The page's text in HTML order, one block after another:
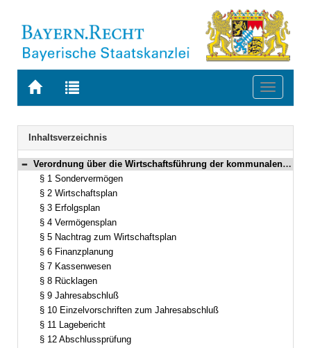
Zur
BAYERN.RECHT
Zur
letzten
Suche
Toggle
Navigation
Inhaltsverzeichnis
Bereich reduzieren
Verordnung über die Wirtschaftsführung der kommunalen Pflegeeinrichtungen (WkPV) Vom 3. März 1998 (GVBl. S. 132) BayRS 861-3-I (§§ 1–13)
§ 1 Sondervermögen
§ 2 Wirtschaftsplan
§ 3 Erfolgsplan
§ 4 Vermögensplan
§ 5 Nachtrag zum Wirtschaftsplan
§ 6 Finanzplanung
§ 7 Kassenwesen
§ 8 Rücklagen
§ 9 Jahresabschluß
§ 10 Einzelvorschriften zum Jahresabschluß
§ 11 Lagebericht
§ 12 Abschlussprüfung